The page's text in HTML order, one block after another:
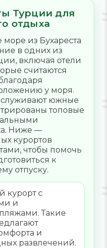
Турции для
отдыха
из Бухареста
в одних из
включая отели
считаются
у моря.
южные
топовые
Ниже —
курортов
чтобы помочь
к
отпуску.
курорт с
и
Такие
и
развлечений.